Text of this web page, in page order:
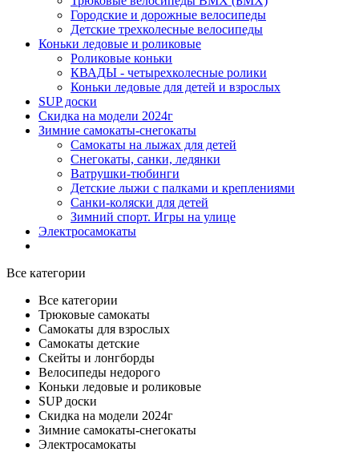
Городские и дорожные велосипеды
Детские трехколесные велосипеды
Коньки ледовые и роликовые
Роликовые коньки
КВАДЫ - четырехколесные ролики
Коньки ледовые для детей и взрослых
SUP доски
Скидка на модели 2024г
Зимние самокаты-снегокаты
Самокаты на лыжах для детей
Снегокаты, санки, ледянки
Ватрушки-тюбинги
Детские лыжи с палками и креплениями
Санки-коляски для детей
Зимний спорт. Игры на улице
Электросамокаты
Все категории
Все категории
Трюковые самокаты
Самокаты для взрослых
Самокаты детские
Cкейты и лонгборды
Велосипеды недорого
Коньки ледовые и роликовые
SUP доски
Скидка на модели 2024г
Зимние самокаты-снегокаты
Электросамокаты